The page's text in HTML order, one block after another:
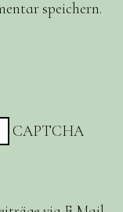
speichern.
CAPTCHA